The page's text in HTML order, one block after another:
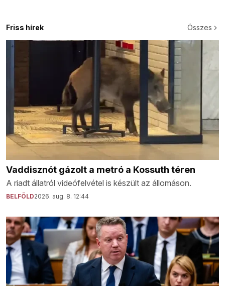
Friss hírek Összes
Vaddisznót gázolt a metró a Kossuth téren
A riadt állatról videófelvétel is készült az állomáson.
BELFÖLD2026. aug. 8. 12:44